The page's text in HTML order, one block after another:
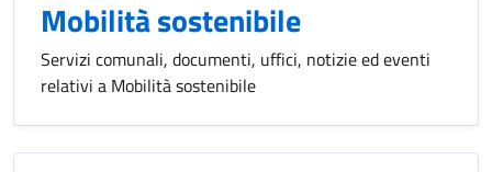
Mobilità sostenibile
Servizi comunali, documenti, uffici, notizie ed eventi
relativi a Mobilità sostenibile